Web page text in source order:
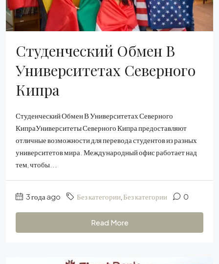
Студенческий Обмен В
Университетах Северного
Кипра
Студенческий Обмен В Университетах Северного
КипраУниверситеты Северного Кипра предоставляют
отличные возможности для перевода студентов из разных
университетов мира. Международный офис работает над
тем, чтобы...
3 года ago Без категории Без категории 0
Read More